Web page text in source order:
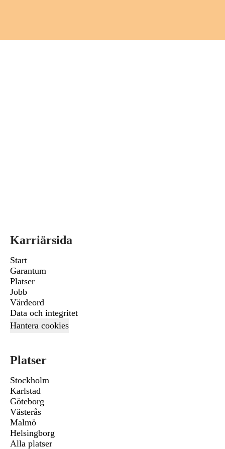
Karriärsida
Start
Garantum
Platser
Jobb
Värdeord
Data och integritet
Hantera cookies
Platser
Stockholm
Karlstad
Göteborg
Västerås
Malmö
Helsingborg
Alla platser